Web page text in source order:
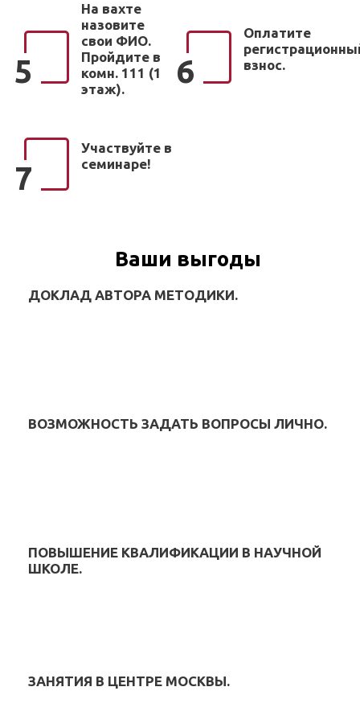
5
На вахте
назовите
свои ФИО.
Пройдите в
комн. 111 (1
этаж).
6
Оплатите
взнос.
7
Участвуйте в
семинаре!
Ваши выгоды
ДОКЛАД АВТОРА МЕТОДИКИ.
ВОЗМОЖНОСТЬ ЗАДАТЬ ВОПРОСЫ ЛИЧНО.
ПОВЫШЕНИЕ КВАЛИФИКАЦИИ В НАУЧНОЙ
ШКОЛЕ.
ЗАНЯТИЯ В ЦЕНТРЕ МОСКВЫ.